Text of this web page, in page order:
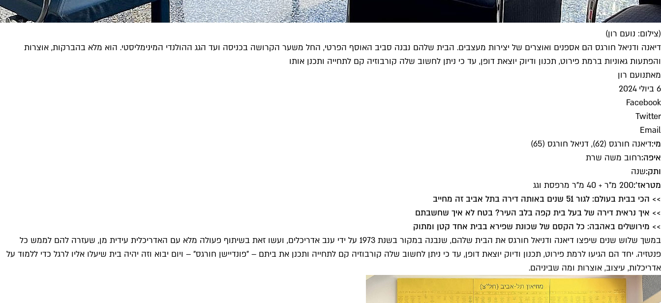
(צילום: נועם רון)
דיאנה ודניאל חורגס הם אספנים ואוצרים של יצירות מעצבים. הבית שלהם נבנה סביב האוסף הפרטי, החל משער הקרושה בכניסה ועד הגג ההולנדי המינימליסטי. הוא מלא בהברקות, אוצרות
והפתעות גאוניות ברמת פירוט, תכנון ודיוק יוצאת דופן, עד כי ניתן לחשוב שלה קורבוזיה קם לתחייה ותכנן אותו
מאתנועם רון
6 ביולי 2024
Facebook
Twitter
Email
מי:דיאנה חורגס (62), דניאל חורגס (65)
איפה:רחוב משה שרת
ותק:שנה
מטראז':200 מ"ר + 40 מ"ר מרפסת וגג
>> הכי בבית בעולם: לגור 51 שנים באותה דירה בתל אביב זה מחייב
>> איך נראית דירה של בעל בית קפה בלב העיר? בטח לא איך שחשבתם
>> מירושלים באהבה: כל הקסם של שכונת שפירא בבית אחד קטן ומתוק
במשך שלוש שנים שיפצו דיאנה ודניאל חורגס את הבית שלהם, שנבנה במקור בשנת 1973 על ידי ענב אדריכלים, ועשו זאת בשיתוף פעולה מלא עם האדריכלית עידית מן, שעזרה להם לממש כל
פנטזיה. יחד הם הגיעו לרמת פירוט, תכנון ודיוק יוצאת דופן, עד כי ניתן לחשוב שלה קורבוזיה קם לתחייה ותכנן את ביתם – "פונדיישן חורגס" – ויום יבוא וזה יהיה בית שיעלו אליו לרגל כדי ללמוד על
אדריכלות, עיצוב, אוצרות ומה שביניהם.